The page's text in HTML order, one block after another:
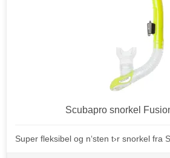
Scubapro snorkel
Super fleksibel og n‘sten t›r snorkel fra